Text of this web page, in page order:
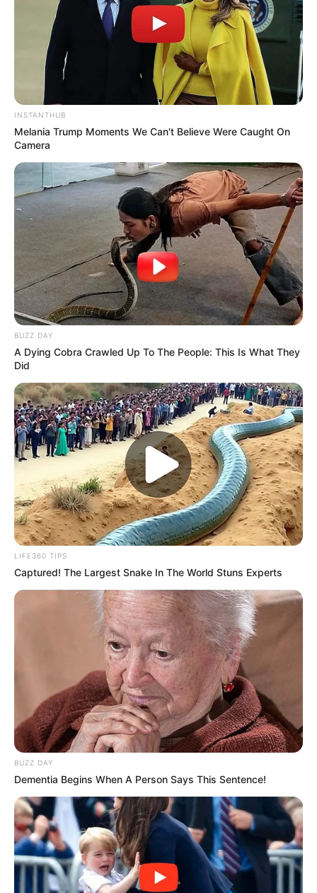
INSTANTHUB
Melania Trump Moments We Can't Believe Were Caught On
Camera
BUZZ DAY
A Dying Cobra Crawled Up To The People: This Is What They
Did
LIFE360 TIPS
Captured! The Largest Snake In The World Stuns Experts
BUZZ DAY
Dementia Begins When A Person Says This Sentence!